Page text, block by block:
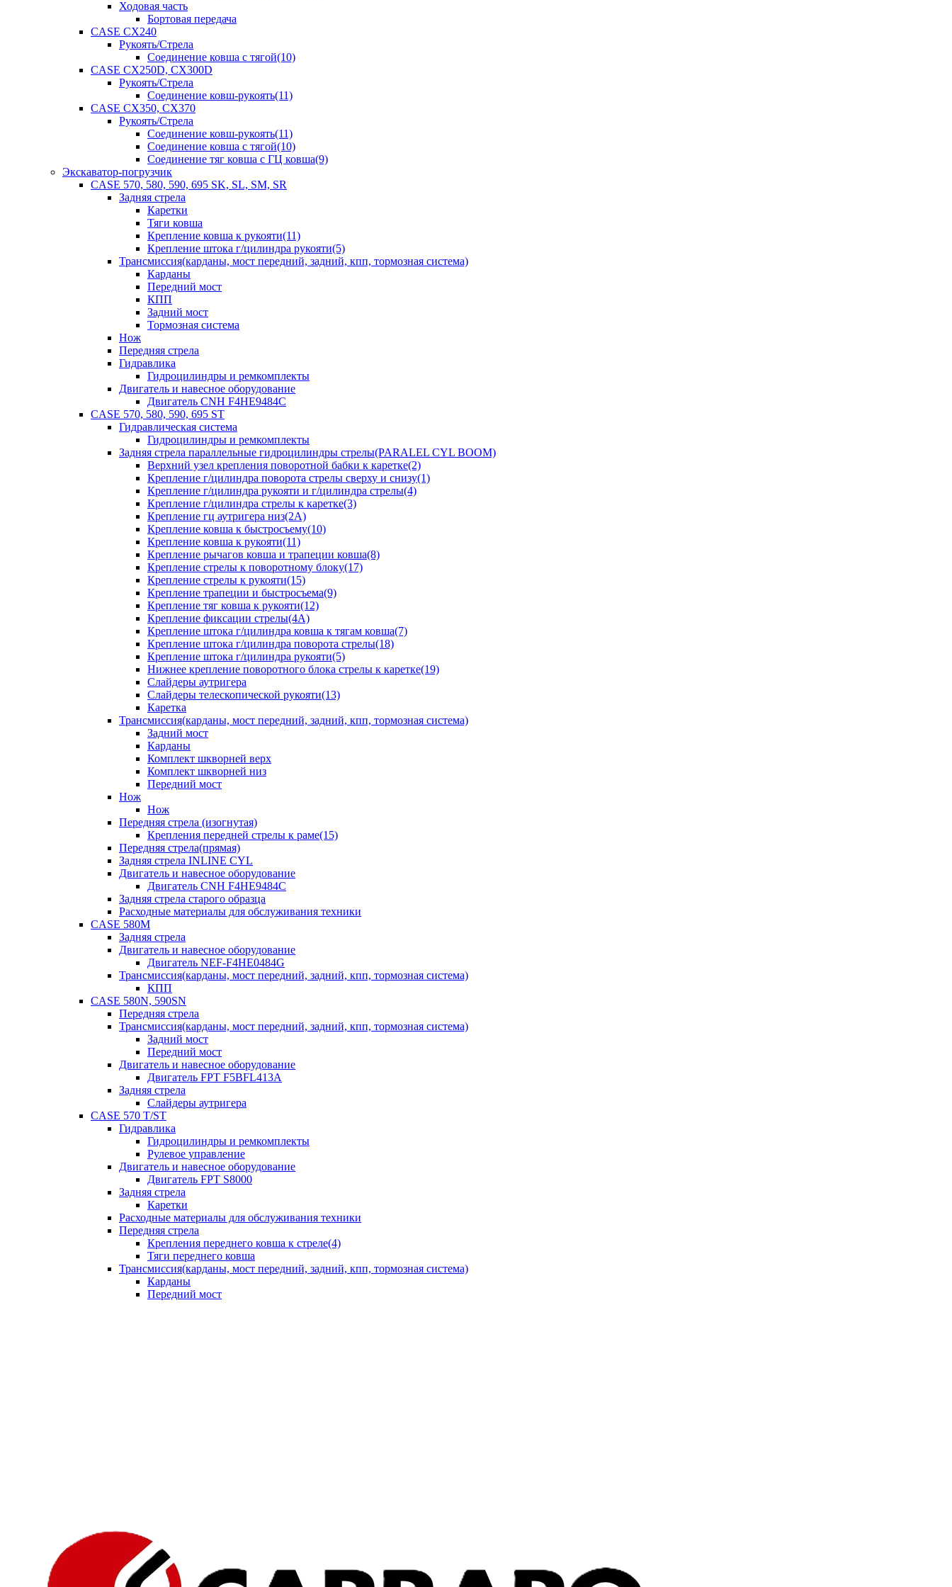
Ходовая часть
Бортовая передача
CASE CX240
Рукоять/Стрела
Соединение ковша с тягой(10)
CASE CX250D, CX300D
Рукоять/Стрела
Соединение ковш-рукоять(11)
CASE CX350, CX370
Рукоять/Стрела
Соединение ковш-рукоять(11)
Соединение ковша с тягой(10)
Соединение тяг ковша с ГЦ ковша(9)
Экскаватор-погрузчик
CASE 570, 580, 590, 695 SK, SL, SM, SR
Задняя стрела
Каретки
Тяги ковша
Крепление ковша к рукояти(11)
Крепление штока г/цилиндра рукояти(5)
Трансмиссия(карданы, мост передний, задний, кпп, тормозная система)
Карданы
Передний мост
КПП
Задний мост
Тормозная система
Нож
Передняя стрела
Гидравлика
Гидроцилиндры и ремкомплекты
Двигатель и навесное оборудование
Двигатель CNH F4HE9484C
CASE 570, 580, 590, 695 ST
Гидравлическая система
Гидроцилиндры и ремкомплекты
Задняя стрела параллельные гидроцилиндры стрелы(PARALEL CYL BOOM)
Верхний узел крепления поворотной бабки к каретке(2)
Крепление г/цилиндра поворота стрелы сверху и снизу(1)
Крепление г/цилиндра рукояти и г/цилиндра стрелы(4)
Крепление г/цилиндра стрелы к каретке(3)
Крепление гц аутригера низ(2А)
Крепление ковша к быстросъему(10)
Крепление ковша к рукояти(11)
Крепление рычагов ковша и трапеции ковша(8)
Крепление стрелы к поворотному блоку(17)
Крепление стрелы к рукояти(15)
Крепление трапеции и быстросъема(9)
Крепление тяг ковша к рукояти(12)
Крепление фиксации стрелы(4A)
Крепление штока г/цилиндра ковша к тягам ковша(7)
Крепление штока г/цилиндра поворота стрелы(18)
Крепление штока г/цилиндра рукояти(5)
Нижнее крепление поворотного блока стрелы к каретке(19)
Слайдеры аутригера
Слайдеры телескопической рукояти(13)
Каретка
Трансмиссия(карданы, мост передний, задний, кпп, тормозная система)
Задний мост
Карданы
Комплект шкворней верх
Комплект шкворней низ
Передний мост
Нож
Нож
Передняя стрела (изогнутая)
Крепления передней стрелы к раме(15)
Передняя стрела(прямая)
Задняя стрела INLINE CYL
Двигатель и навесное оборудование
Двигатель CNH F4HE9484C
Задняя стрела старого образца
Расходные материалы для обслуживания техники
CASE 580M
Задняя стрела
Двигатель и навесное оборудование
Двигатель NEF-F4HE0484G
Трансмиссия(карданы, мост передний, задний, кпп, тормозная система)
КПП
CASE 580N, 590SN
Передняя стрела
Трансмиссия(карданы, мост передний, задний, кпп, тормозная система)
Задний мост
Передний мост
Двигатель и навесное оборудование
Двигатель FPT F5BFL413A
Задняя стрела
Слайдеры аутригера
CASE 570 T/ST
Гидравлика
Гидроцилиндры и ремкомплекты
Рулевое управление
Двигатель и навесное оборудование
Двигатель FPT S8000
Задняя стрела
Каретки
Расходные материалы для обслуживания техники
Передняя стрела
Крепления переднего ковша к стреле(4)
Тяги переднего ковша
Трансмиссия(карданы, мост передний, задний, кпп, тормозная система)
Карданы
Передний мост